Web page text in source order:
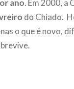
ano. Em 2000, a
do Chiado.
o que é novo,